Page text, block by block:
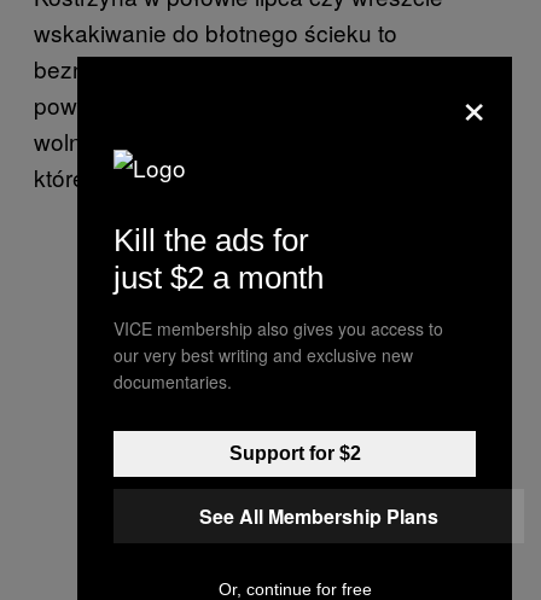
wskakiwanie do błotnego ścieku to
beznadziejne pomysły, jednak każdy
powinien swobodnie dysponować swoją
wolnością, nawet jeśli ktoś chce pić kałużę, w
której inni się kąpią.
×
Kill the ads for
just $2 a month
VICE membership also gives you access to
our very best writing and exclusive new
documentaries.
Support for $2
See All Membership Plans
Or, continue for free